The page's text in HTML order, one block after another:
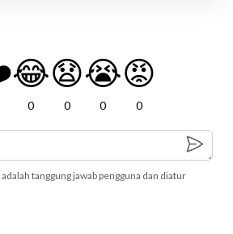
😂
0
😧
0
😭
0
😡
0
tanggung jawab pengguna dan diatur